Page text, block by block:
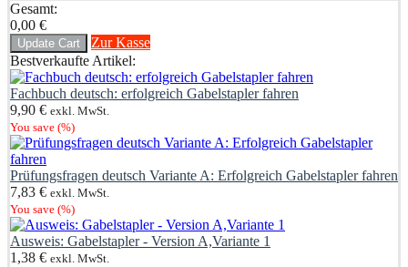
Gesamt:
0,00 €
Update Cart
Zur Kasse
Bestverkaufte Artikel:
Fachbuch deutsch: erfolgreich Gabelstapler fahren
9,90 € exkl. MwSt.
You save (%)
Prüfungsfragen deutsch Variante A: Erfolgreich Gabelstapler fahren
7,83 € exkl. MwSt.
You save (%)
Ausweis: Gabelstapler - Version A,Variante 1
1,38 € exkl. MwSt.